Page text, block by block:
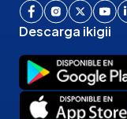
Descarga ikigii